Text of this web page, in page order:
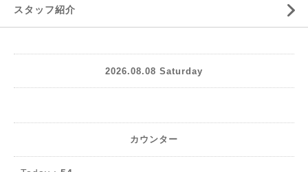
スタッフ紹介
2026.08.08 Saturday
カウンター